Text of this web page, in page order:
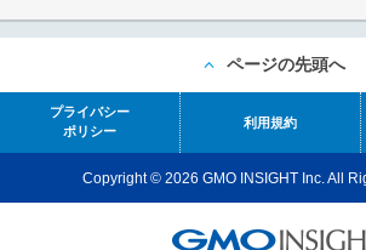
ページの先頭へ
プライバシー
ポリシー
利用規約
Copyright © 2026 GMO INSIGHT Inc. All